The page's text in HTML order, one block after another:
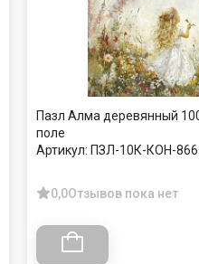
Пазл Алма деревянный
поле
Артикул: ПЗЛ-10К-КОН-
0,0Отзывов пока нет